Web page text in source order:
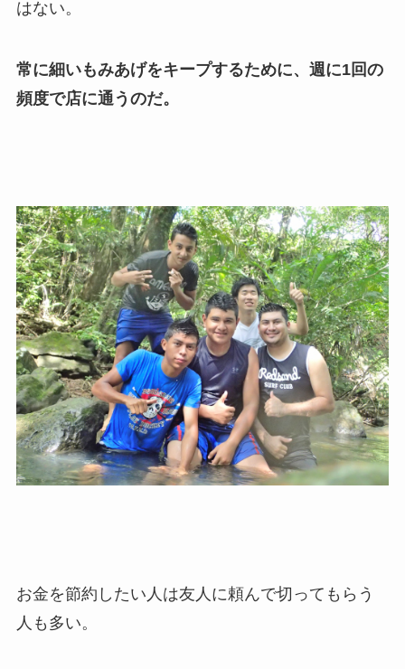
はない。
常に細いもみあげをキープするために、週に1回の
頻度で店に通うのだ。
お金を節約したい人は友人に頼んで切ってもらう
人も多い。